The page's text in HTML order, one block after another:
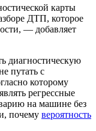
карты
ДТП, которое
— добавляет
диагностическую
путать с
которому
регрессные
на машине без
почему вероятность